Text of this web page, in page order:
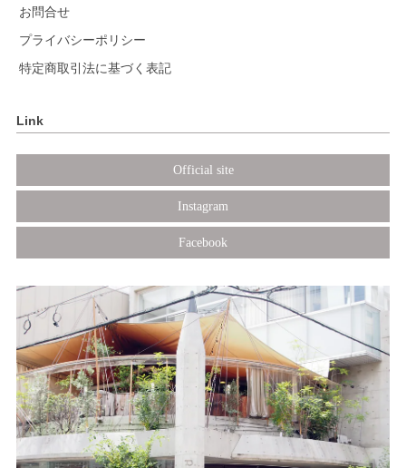
お問合せ
プライバシーポリシー
特定商取引法に基づく表記
Link
Official site
Instagram
Facebook